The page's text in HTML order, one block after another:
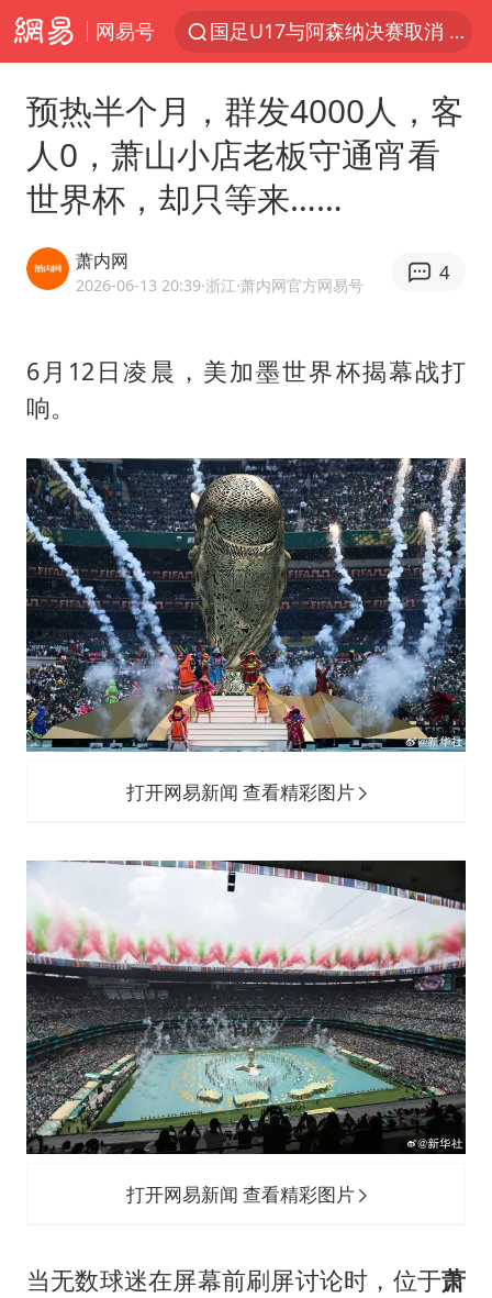
网易号
国足U17与阿森纳决赛取消 并列冠军
王艺迪2-4不敌张本美和止步4强
女子发现前夫婚内与第三者育子
笔试第一被劝弃考涉事副校长被撤职
香港高温刷新历史纪录
灌溉水坝被隔成鱼塘 村民投诉20余年
中国第1高楼阻尼器摆动明显
奋力开创中国式现代化建设新局面
预热半个月，群发4000人，客
人0，萧山小店老板守通宵看
世界杯，却只等来……
萧内网
2026-06-13 20:39·浙江·萧内网官方网易号
4
6月12日凌晨，美加墨世界杯揭幕战打
响。
打开网易新闻 查看精彩图片
打开网易新闻 查看精彩图片
当无数球迷在屏幕前刷屏讨论时，位于萧